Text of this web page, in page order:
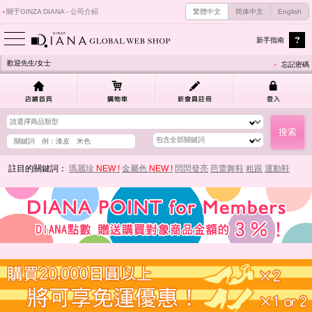
關于GINZA DIANA - 公司介紹 繁體中文 简体中文 English
新手指南
歡迎先生/女士 忘記密碼
註目的關鍵詞： 瑪麗珍 NEW ! 金屬色 NEW ! 閃閃發亮 芭蕾舞鞋 粗跟 運動鞋